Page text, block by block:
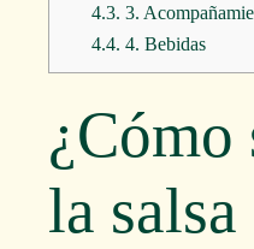
4.3. 3.
4.4. 4. Bebidas
¿Cómo
la salsa